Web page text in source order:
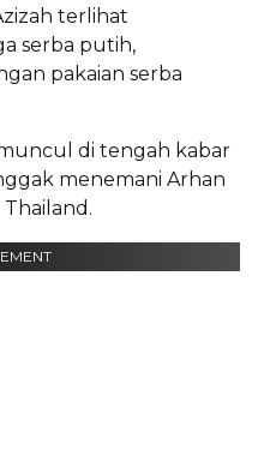
terlihat
serba putih,
pakaian serba
di tengah kabar
menemani Arhan